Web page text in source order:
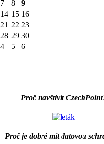
7 8
9
14 15 16
21 22 23
28 29 30
4 5 6
Proč navštívit
Proč je dobré mít datovou